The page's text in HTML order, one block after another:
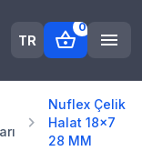
TR shopping_basket
0
menu
chevron_right
Nuflex Çelik
Halat 18×7
28 MM